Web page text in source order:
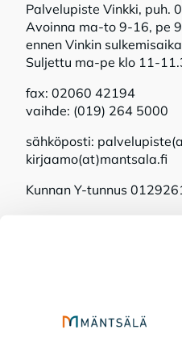
Palvelupiste Vinkki, puh.
Avoinna ma-to 9-16, pe
ennen Vinkin
Suljettu ma-pe klo 11-
fax: 02060 42194
vaihde: (019) 264 5000
sähköposti:
kirjaamo(at)mantsala.fi
Kunnan Y-tunnus